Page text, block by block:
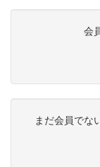
会
まだ会員でな